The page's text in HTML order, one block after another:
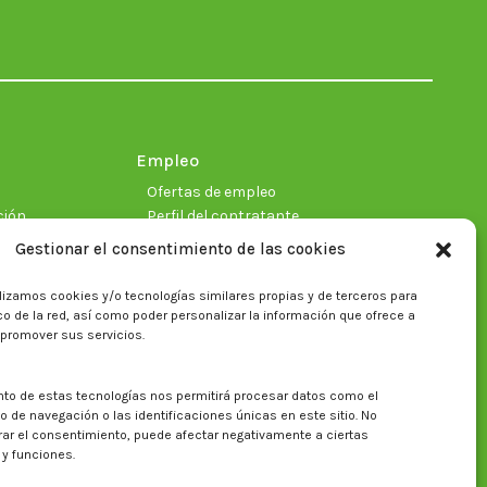
Gestionar el consentimiento de las cookies
cookies y/o tecnologías similares propias y de terceros para
de la red, así como poder personalizar la información que ofrece a
sus servicios.
de estas tecnologías nos permitirá procesar datos como el
de navegación o las identificaciones únicas en este sitio. No
el consentimiento, puede afectar negativamente a ciertas
funciones.
new new new new new new
Empleo
Ofertas de empleo
Perfil del contratante
Buscar en la web del CITA
Buscar: